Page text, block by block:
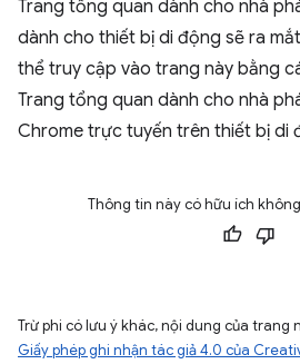
Trang tổng quan dành cho nhà
dành cho thiết bị di động sẽ ra
thể truy cập vào trang này bằng
Trang tổng quan dành cho nhà
Chrome trực tuyến trên thiết bị di
Thông tin này có hữu ích
Trừ phi có lưu ý khác, nội dung của trang
Giấy phép ghi nhận tác giả 4.0 của